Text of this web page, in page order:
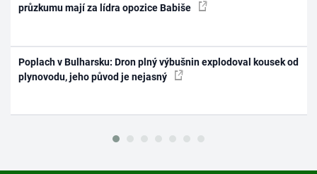
průzkumu mají za lídra opozice Babiše
Poplach v Bulharsku: Dron plný výbušnin explodoval kousek od
plynovodu, jeho původ je nejasný